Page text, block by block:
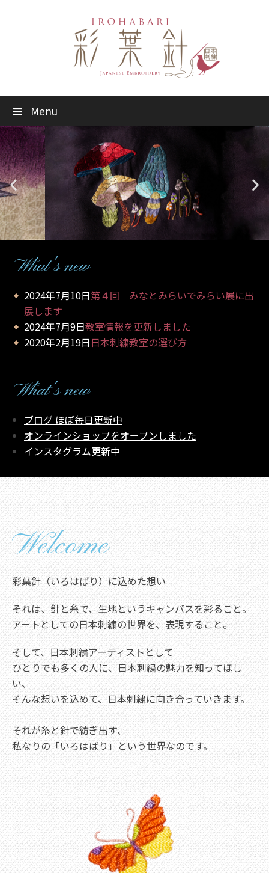
Menu
What's new
2024年7月10日第４回 みなとみらいでみらい展に出
展します
2024年7月9日教室情報を更新しました
2020年2月19日日本刺繍教室の選び方
What's new
ブログ ほぼ毎日更新中
オンラインショップをオープンしました
インスタグラム更新中
Welcome
彩葉針（いろはばり）に込めた想い
それは、針と糸で、生地というキャンバスを彩ること。
アートとしての日本刺繍の世界を、表現すること。
そして、日本刺繍アーティストとして
ひとりでも多くの人に、日本刺繍の魅力を知ってほし
い、
そんな想いを込めて、日本刺繍に向き合っていきます。
それが糸と針で紡ぎ出す、
私なりの「いろはばり」という世界なのです。